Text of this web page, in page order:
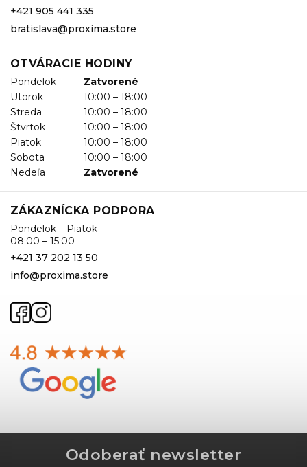
+421 905 441 335
bratislava@proxima.store
OTVÁRACIE HODINY
Pondelok
Zatvorené
Utorok
10:00 – 18:00
Streda
10:00 – 18:00
Štvrtok
10:00 – 18:00
Piatok
10:00 – 18:00
Sobota
10:00 – 18:00
Nedeľa
Zatvorené
ZÁKAZNÍCKA PODPORA
Pondelok – Piatok
08:00 – 15:00
+421 37 202 13 50
info@proxima.store
Odoberať newsletter